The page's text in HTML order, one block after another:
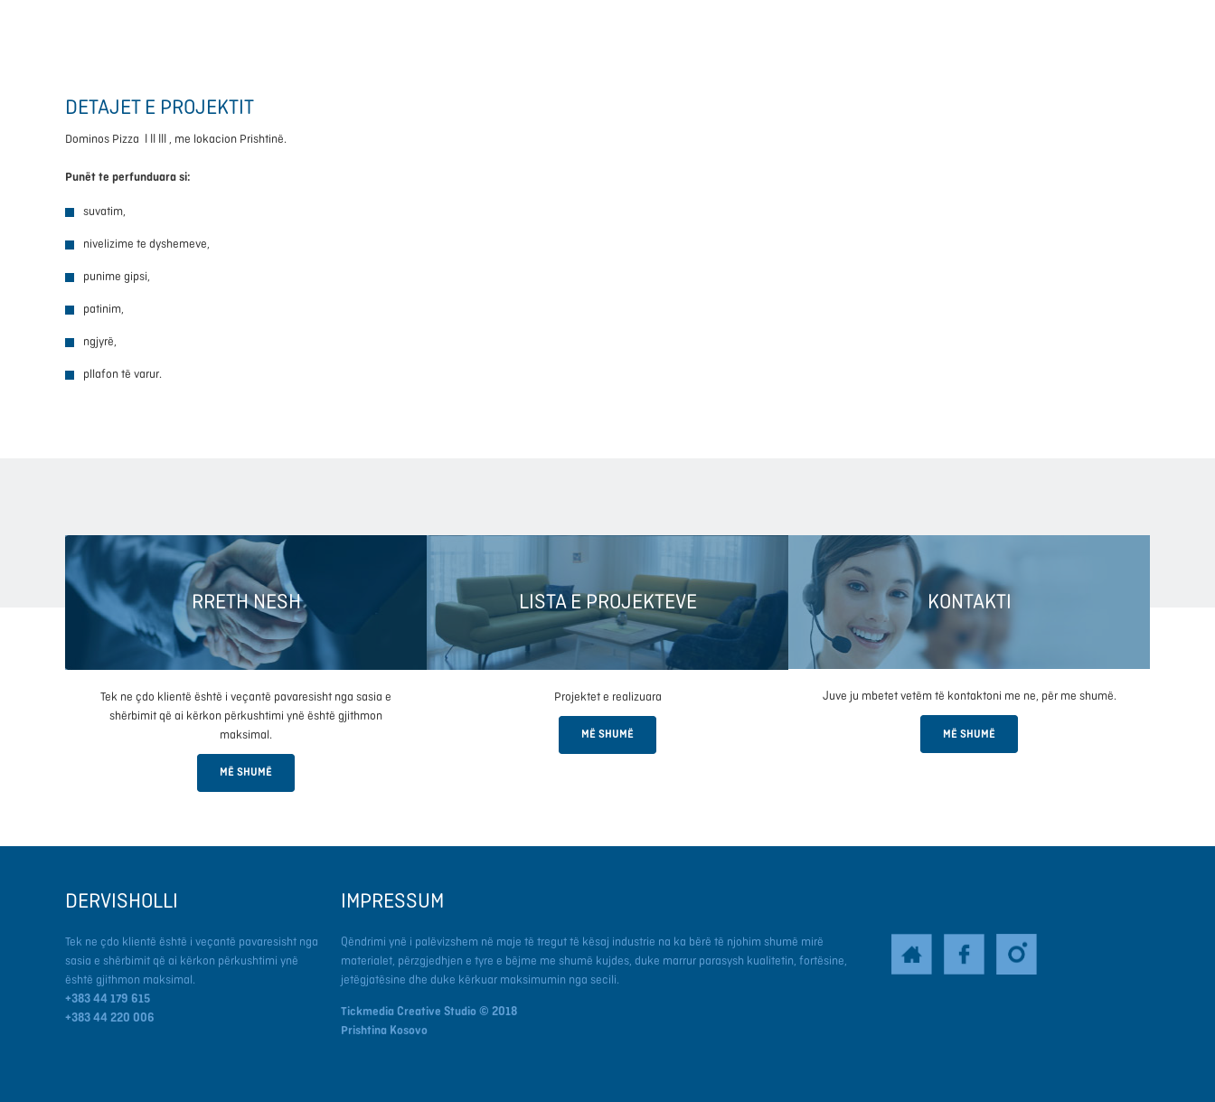
DETAJET E PROJEKTIT
Dominos Pizza I II III , me lokacion Prishtinë.
Punët te perfunduara si:
suvatim,
nivelizime te dyshemeve,
punime gipsi,
patinim,
ngjyrë,
pllafon të varur.
RRETH NESH
Tek ne çdo klientë është i veçantë pavaresisht nga sasia e
shërbimit që ai kërkon përkushtimi ynë është gjithmon
maksimal.
MË SHUMË
LISTA E PROJEKTEVE
Projektet e realizuara
MË SHUMË
KONTAKTI
Juve ju mbetet vetëm të kontaktoni me ne, për me shumë.
MË SHUMË
DERVISHOLLI
Tek ne çdo klientë është i veçantë pavaresisht nga
sasia e shërbimit që ai kërkon përkushtimi ynë
është gjithmon maksimal.
+383 44 179 615
+383 44 220 006
IMPRESSUM
Qëndrimi ynë i palëvizshem në maje të tregut të kësaj industrie na ka bërë të njohim shumë mirë
materialet, përzgjedhjen e tyre e bëjme me shumë kujdes, duke marrur parasysh kualitetin, fortësine,
jetëgjatësine dhe duke kërkuar maksimumin nga secili.
Tickmedia Creative Studio © 2018
Prishtina Kosovo